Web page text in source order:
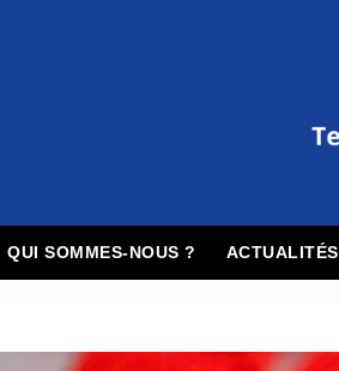
QUI SOMMES-NOUS ? ACTUALITÉS